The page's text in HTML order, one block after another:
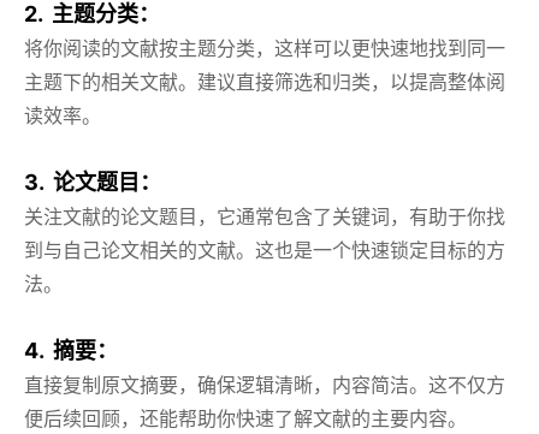
2. 主题分类：
将你阅读的文献按主题分类，这样可以更快速地找到同一
主题下的相关文献。建议直接筛选和归类，以提高整体阅
读效率。
3. 论文题目：
关注文献的论文题目，它通常包含了关键词，有助于你找
到与自己论文相关的文献。这也是一个快速锁定目标的方
法。
4. 摘要：
直接复制原文摘要，确保逻辑清晰，内容简洁。这不仅方
便后续回顾，还能帮助你快速了解文献的主要内容。